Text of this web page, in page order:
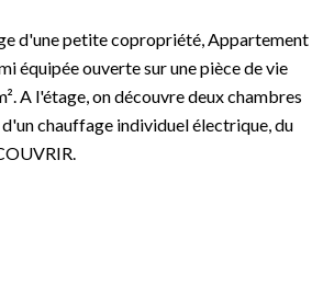
d'une petite copropriété, Appartement
équipée ouverte sur une pièce de vie
A l'étage, on découvre deux chambres
chauffage individuel électrique, du